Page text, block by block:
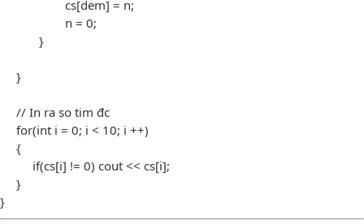
cs[dem] = n;
n = 0;
}
}
// In ra so tim đc
for(int i = 0; i < 10; i ++)
{
if(cs[i] != 0) cout << cs[i];
}
}